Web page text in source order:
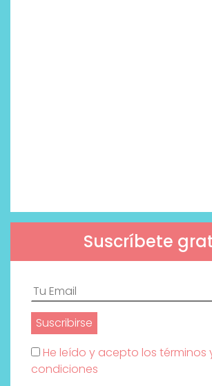
Suscríbete
He leído y acepto los términos
condiciones